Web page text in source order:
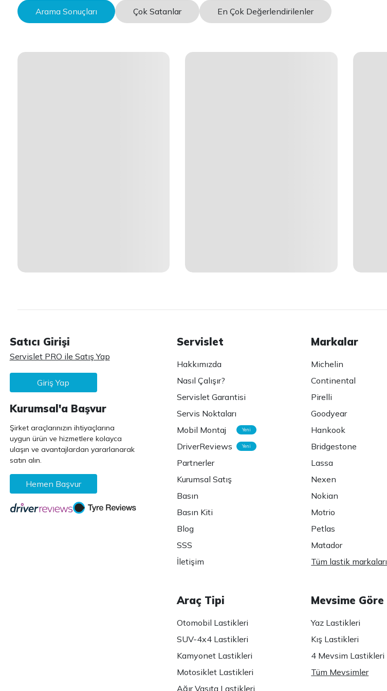
Arama Sonuçları Çok Satanlar En Çok Değerlendirilenler
Satıcı Girişi
Servislet PRO ile Satış Yap
Giriş Yap
Kurumsal'a Başvur
Şirket araçlarınızın ihtiyaçlarına
uygun ürün ve hizmetlere kolayca
ulaşın ve avantajlardan yararlanarak
satın alın.
Hemen Başvur
Servislet
Hakkımızda
Nasıl Çalışır?
Servislet Garantisi
Servis Noktaları
Mobil Montaj
Yeni
DriverReviews Yeni
Partnerler
Kurumsal Satış
Basın
Basın Kiti
Blog
SSS
İletişim
Markalar
Michelin
Continental
Pirelli
Goodyear
Hankook
Bridgestone
Lassa
Nexen
Nokian
Motrio
Petlas
Matador
Tüm lastik markaları
Araç Tipi
Otomobil Lastikleri
SUV-4x4 Lastikleri
Kamyonet Lastikleri
Motosiklet Lastikleri
Ağır Vasıta Lastikleri
Mevsime Göre
Yaz Lastikleri
Kış Lastikleri
4 Mevsim Lastikleri
Tüm Mevsimler